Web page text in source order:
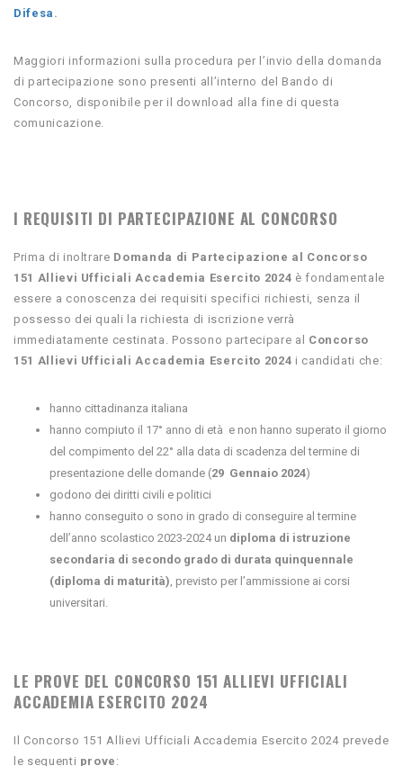
Difesa .
Maggiori informazioni sulla procedura per l’invio della domanda
di partecipazione sono presenti all’interno del Bando di
Concorso, disponibile per il download alla fine di questa
comunicazione.
I REQUISITI DI PARTECIPAZIONE AL CONCORSO
Prima di inoltrare Domanda di Partecipazione al Concorso
151 Allievi Ufficiali Accademia Esercito 2024 è fondamentale
essere a conoscenza dei requisiti specifici richiesti, senza il
possesso dei quali la richiesta di iscrizione verrà
immediatamente cestinata. Possono partecipare al Concorso
151 Allievi Ufficiali Accademia Esercito 2024 i candidati che:
hanno cittadinanza italiana
hanno compiuto il 17° anno di età e non hanno superato il giorno
del compimento del 22° alla data di scadenza del termine di
presentazione delle domande (29 Gennaio 2024)
godono dei diritti civili e politici
hanno conseguito o sono in grado di conseguire al termine
dell’anno scolastico 2023-2024 un diploma di istruzione
secondaria di secondo grado di durata quinquennale
(diploma di maturità) , previsto per l’ammissione ai corsi
universitari.
LE PROVE DEL CONCORSO 151 ALLIEVI UFFICIALI
ACCADEMIA ESERCITO 2024
Il Concorso 151 Allievi Ufficiali Accademia Esercito 2024 prevede
le seguenti prove :